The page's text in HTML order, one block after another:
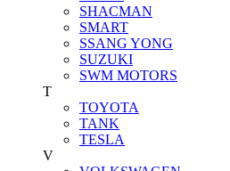
SHACMAN
SMART
SSANG YONG
SUZUKI
SWM MOTORS
T
TOYOTA
TANK
TESLA
V